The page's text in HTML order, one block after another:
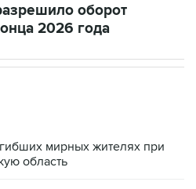
оборот
2026 года
мирных жителях при
область